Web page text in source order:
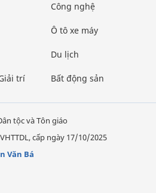
trí
Công nghệ
Ô tô xe máy
Du lịch
Bất động sản
tộc và Tôn giáo
cấp ngày 17/10/2025
Văn Bá